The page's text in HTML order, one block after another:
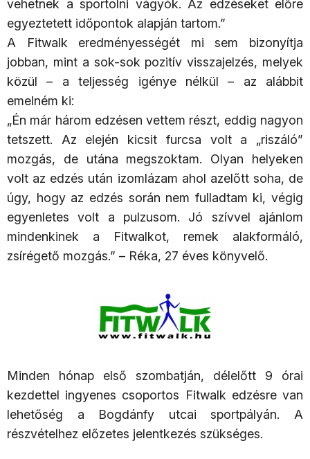
vehetnek a sportolni vágyók. Az edzéseket előre
egyeztetett időpontok alapján tartom.”
A Fitwalk eredményességét mi sem bizonyítja
jobban, mint a sok-sok pozitív visszajelzés, melyek
közül – a teljesség igénye nélkül – az alábbit
emelném ki:
„Én már három edzésen vettem részt, eddig nagyon
tetszett. Az elején kicsit furcsa volt a „riszáló”
mozgás, de utána megszoktam. Olyan helyeken
volt az edzés után izomlázam ahol azelőtt soha, de
úgy, hogy az edzés során nem fulladtam ki, végig
egyenletes volt a pulzusom. Jó szívvel ajánlom
mindenkinek a Fitwalkot, remek alakformáló,
zsírégető mozgás.” – Réka, 27 éves könyvelő.
Minden hónap első szombatján, délelőtt 9 órai
kezdettel ingyenes csoportos Fitwalk edzésre van
lehetőség a Bogdánfy utcai sportpályán. A
részvételhez előzetes jelentkezés szükséges.